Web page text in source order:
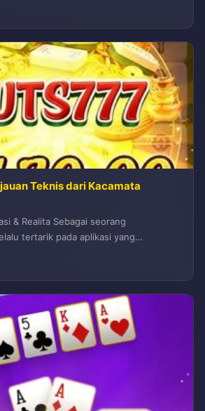
Teknis dari Kacamata
& Realita Sebagai seorang
tertarik pada aplikasi yang